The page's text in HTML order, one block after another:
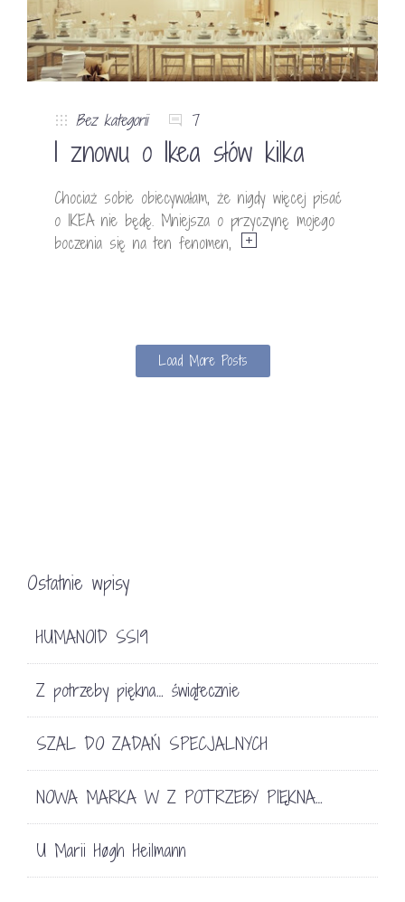
Bez kategorii 7
I znowu o Ikea słów kilka
Chociaż sobie obiecywałam, że nigdy więcej pisać
o IKEA nie będę. Mniejsza o przyczynę mojego
boczenia się na ten fenomen,
Load More Posts
Ostatnie wpisy
HUMANOID SS19
Z potrzeby piękna… świątecznie
SZAL DO ZADAŃ SPECJALNYCH
NOWA MARKA W Z POTRZEBY PIĘKNA…
U Marii Høgh Heilmann